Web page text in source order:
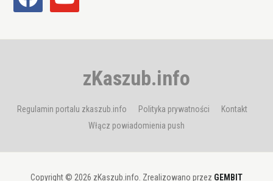
zKaszub.info
Regulamin portalu zkaszub.info Polityka prywatności
Kontakt
Włącz powiadomienia push
Copyright © 2026 zKaszub.info. Zrealizowano przez GEMBIT